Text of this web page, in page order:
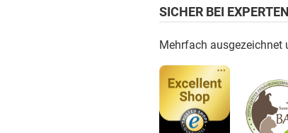
SICHER BEI
Mehrfach ausgezeichnet